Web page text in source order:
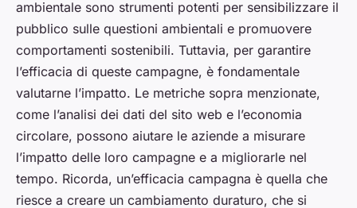
ambientale sono strumenti potenti per sensibilizzare il
pubblico sulle questioni ambientali e promuovere
comportamenti sostenibili. Tuttavia, per garantire
l’efficacia di queste campagne, è fondamentale
valutarne l’impatto. Le metriche sopra menzionate,
come l’analisi dei dati del sito web e l’economia
circolare, possono aiutare le aziende a misurare
l’impatto delle loro campagne e a migliorarle nel
tempo. Ricorda, un’efficacia campagna è quella che
riesce a creare un cambiamento duraturo, che si